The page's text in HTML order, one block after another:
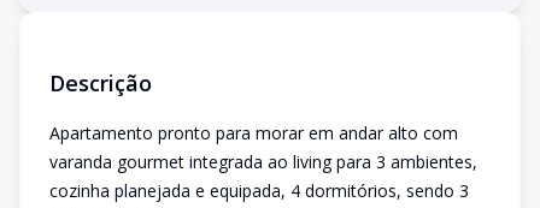
Descrição
Apartamento pronto para morar em andar alto com
varanda gourmet integrada ao living para 3 ambientes,
cozinha planejada e equipada, 4 dormitórios, sendo 3